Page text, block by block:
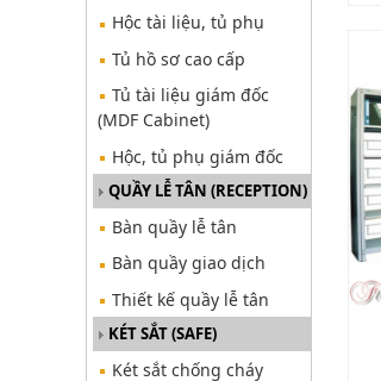
Hộc tài liệu, tủ phụ
Tủ hồ sơ cao cấp
Tủ tài liệu giám đốc
(MDF Cabinet)
Hộc, tủ phụ giám đốc
QUẦY LỄ TÂN (RECEPTION)
Bàn quầy lễ tân
Bàn quầy giao dịch
Thiết kế quầy lễ tân
KÉT SẮT (SAFE)
Két sắt chống cháy